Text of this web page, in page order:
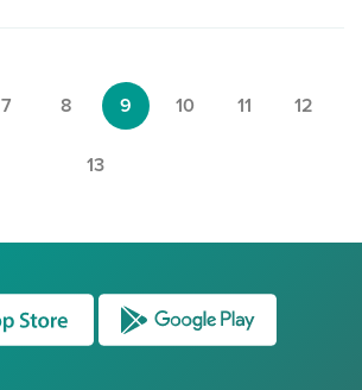
7 8 9 10 11 12
13